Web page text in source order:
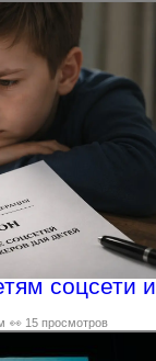
соцсети и
👀 15 просмотров